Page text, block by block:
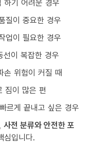
하기 어려운 경우
질이 중요한 경우
업이 필요한 경우
선이 복잡한 경우
손 위험이 커질 때
짐이 많은 편
르게 끝내고 싶은 경우
사전 분류와 안전한 포
심입니다.